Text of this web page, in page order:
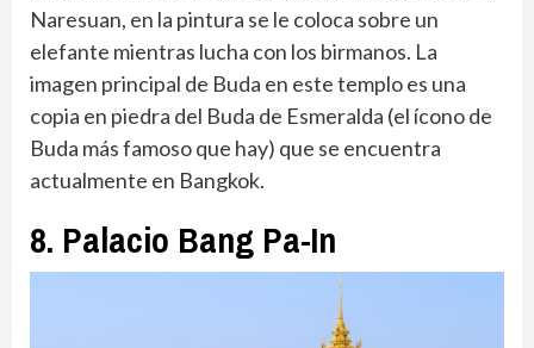
Naresuan, en la pintura se le coloca sobre un
elefante mientras lucha con los birmanos. La
imagen principal de Buda en este templo es una
copia en piedra del Buda de Esmeralda (el ícono de
Buda más famoso que hay) que se encuentra
actualmente en Bangkok.
8. Palacio Bang Pa-In